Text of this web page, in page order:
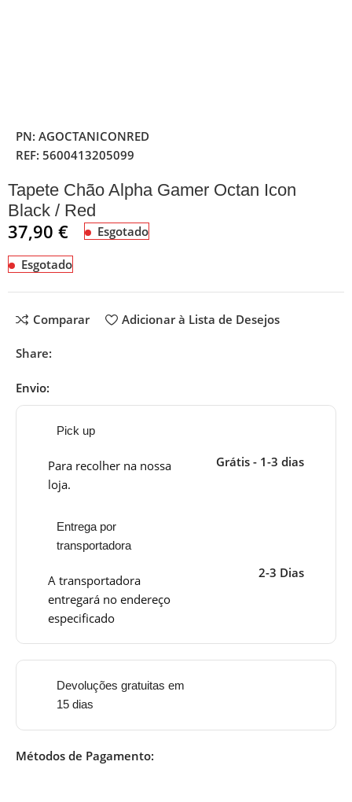
PN:AGOCTANICONRED
REF:5600413205099
Tapete Chão Alpha Gamer Octan Icon
Black / Red
37,90€ Esgotado
Esgotado
Comparar Adicionar à Lista de Desejos
Share:
Envio:
Pick up
Para recolher na nossa
loja.
Grátis - 1-3 dias
Entrega por
transportadora
A transportadora
entregará no endereço
especificado
2-3 Dias
Devoluções gratuitas em
15 dias
Métodos de Pagamento: